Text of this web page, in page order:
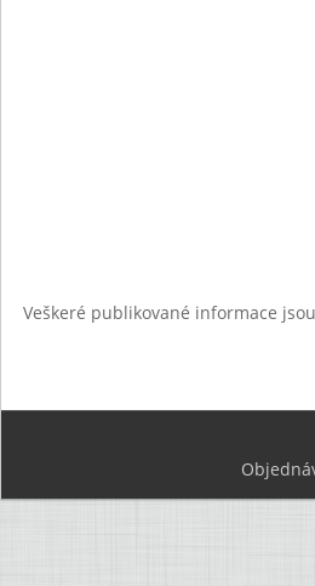
Veškeré publikované informace